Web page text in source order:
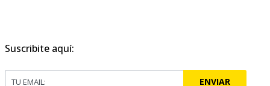
Suscribite aquí:
ENVIAR